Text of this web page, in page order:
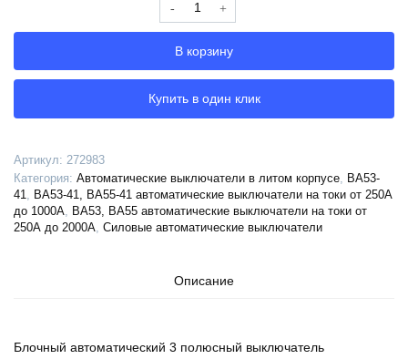
Выключатель
ВА53-
41-
344710-
400А-690AC-
КЭАЗ
(Переднее
присоединение),
272983
В корзину
Купить в один клик
Артикул: 272983
Категория: Автоматические выключатели в литом корпусе
ВА53-
41
ВА53-41, ВА55-41 автоматические выключатели на токи от 250А
до 1000А
ВА53, ВА55 автоматические выключатели на токи от
250А до 2000А Силовые автоматические выключатели
Описание
Блочный автоматический 3 полюсный выключатель